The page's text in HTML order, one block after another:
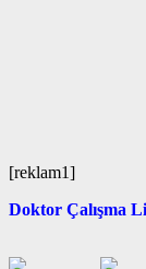
[reklam1]
Doktor